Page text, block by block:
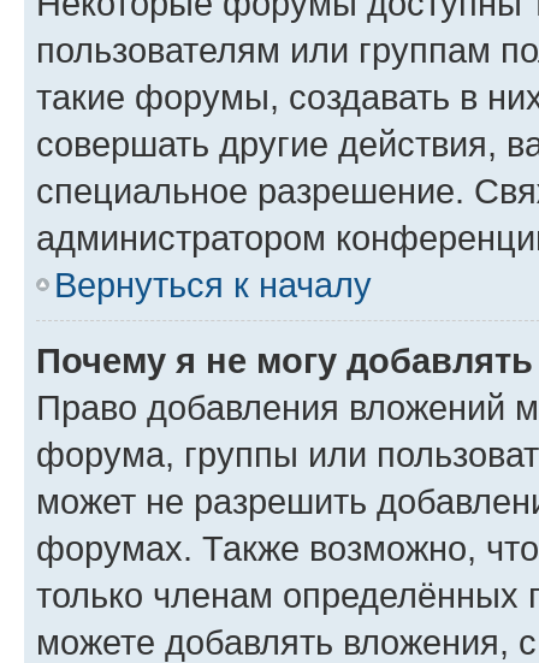
пользователям или группам
такие форумы, создавать в
совершать другие действия,
специальное разрешение.
администратором
Вернуться к началу
Почему я не могу
Право добавления вложений
форума, группы или
может не разрешить
форумах. Также возможно,
только членам определённых
можете добавлять вложения,